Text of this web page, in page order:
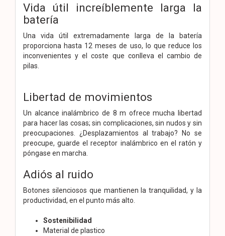
Vida útil increíblemente larga la
batería
Una vida útil extremadamente larga de la batería
proporciona hasta 12 meses de uso, lo que reduce los
inconvenientes y el coste que conlleva el cambio de
pilas.
Libertad de movimientos
Un alcance inalámbrico de 8 m ofrece mucha libertad
para hacer las cosas; sin complicaciones, sin nudos y sin
preocupaciones. ¿Desplazamientos al trabajo? No se
preocupe, guarde el receptor inalámbrico en el ratón y
póngase en marcha.
Adiós al ruido
Botones silenciosos que mantienen la tranquilidad, y la
productividad, en el punto más alto.
Sostenibilidad
Material de plastico